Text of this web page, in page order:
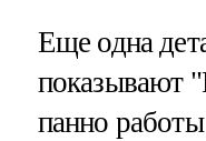
Еще одна
показывают
панно